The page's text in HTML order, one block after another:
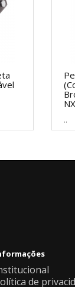
..
de